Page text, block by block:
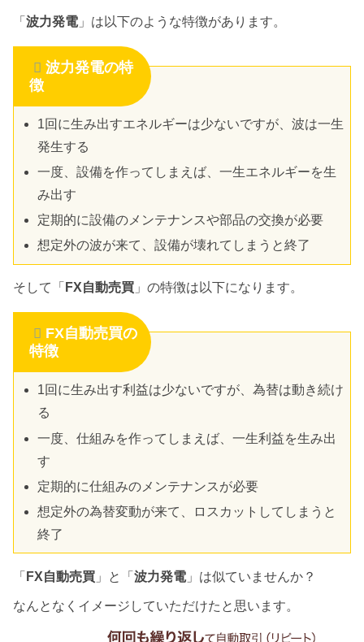
「 波力発電」は以下のような特徴があります。
波力発電の特
徴
1回に生み出すエネルギーは少ないですが、波は一生
発生する
一度、設備を作ってしまえば、一生エネルギーを生
み出す
定期的に設備のメンテナンスや部品の交換が必要
想定外の波が来て、設備が壊れてしまうと終了
そして「 FX自動売買 」の特徴は以下になります。
FX自動売買の
特徴
1回に生み出す利益は少ないですが、為替は動き続け
る
一度、仕組みを作ってしまえば、一生利益を生み出
す
定期的に仕組みのメンテナンスが必要
想定外の為替変動が来て、ロスカットしてしまうと
終了
「 FX自動売買 」と「 波力発電」は似ていませんか？
なんとなくイメージしていただけたと思います。